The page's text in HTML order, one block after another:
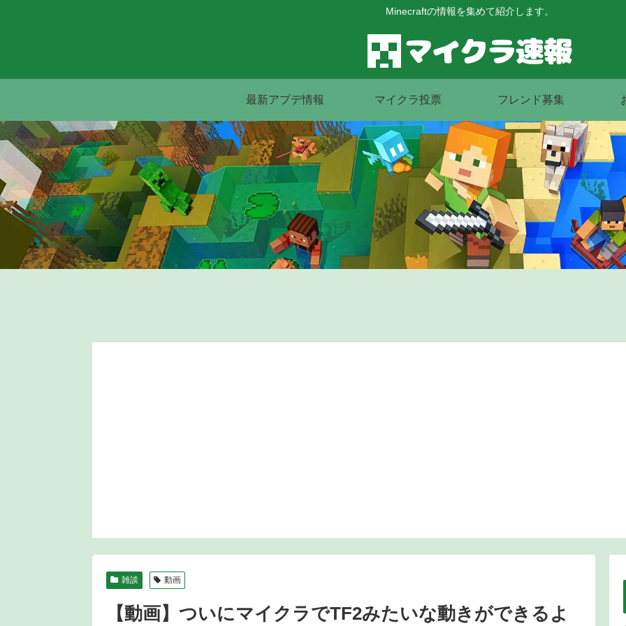
Minecraftの情報を集めて紹介します。
最新アプデ情報 マイクラ投票 フレンド募集
雑談 動画
【動画】ついにマイクラでTF2みたいな動きができるよ